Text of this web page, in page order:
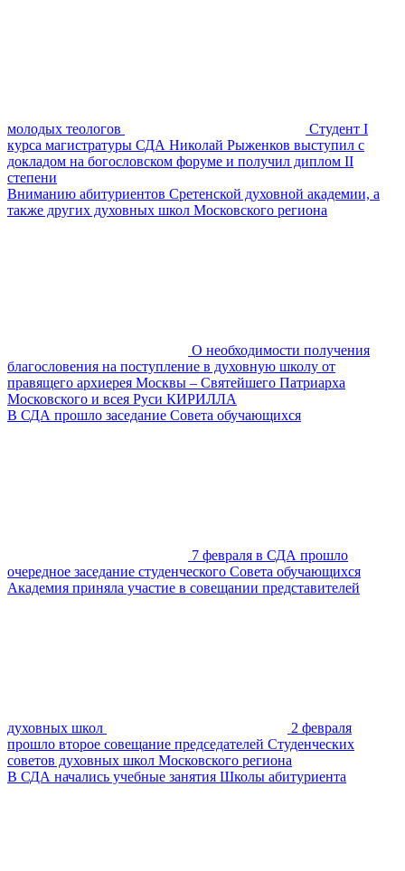
молодых теологов
Студент I
курса магистратуры СДА Николай Рыженков выступил с
докладом на богословском форуме и получил диплом II
степени
Вниманию абитуриентов Сретенской духовной академии, а
также других духовных школ Московского региона
О необходимости получения
благословения на поступление в духовную школу от
правящего архиерея Москвы – Святейшего Патриарха
Московского и всея Руси КИРИЛЛА
В СДА прошло заседание Совета обучающихся
7 февраля в СДА прошло
очередное заседание студенческого Совета обучающихся
Академия приняла участие в совещании представителей
духовных школ
2 февраля
прошло второе совещание председателей Студенческих
советов духовных школ Московского региона
В СДА начались учебные занятия Школы абитуриента